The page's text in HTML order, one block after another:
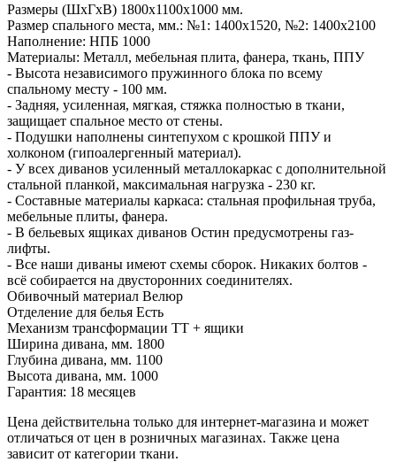
Размеры (ШхГхВ) 1800х1100х1000 мм.
Размер спального места, мм.: №1: 1400х1520, №2: 1400х2100
Наполнение: НПБ 1000
Материалы: Металл, мебельная плита, фанера, ткань, ППУ
- Высота независимого пружинного блока по всему
спальному месту - 100 мм.
- Задняя, усиленная, мягкая, стяжка полностью в ткани,
защищает спальное место от стены.
- Подушки наполнены синтепухом с крошкой ППУ и
холконом (гипоалергенный материал).
- У всех диванов усиленный металлокаркас с дополнительной
стальной планкой, максимальная нагрузка - 230 кг.
- Составные материалы каркаса: стальная профильная труба,
мебельные плиты, фанера.
- В бельевых ящиках диванов Остин предусмотрены газ-
лифты.
- Все наши диваны имеют схемы сборок. Никаких болтов -
всё собирается на двусторонних соединителях.
Обивочный материал Велюр
Отделение для белья Есть
Механизм трансформации ТТ + ящики
Ширина дивана, мм. 1800
Глубина дивана, мм. 1100
Высота дивана, мм. 1000
Гарантия: 18 месяцев
Цена действительна только для интернет-магазина и может
отличаться от цен в розничных магазинах. Также цена
зависит от категории ткани.